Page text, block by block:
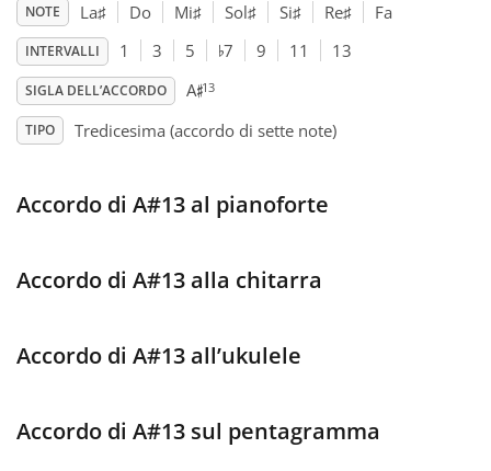
Français
NOTE La♯ Do Mi♯ Sol♯ Si♯ Re♯ Fa
INTERVALLI 1 3 5 ♭7 9 11 13
SIGLA DELL’ACCORDO A♯13
TIPO Tredicesima (accordo di sette note)
Accordo di A#13 al pianoforte
Accordo di A#13 alla chitarra
Accordo di A#13 all’ukulele
Accordo di A#13 sul pentagramma